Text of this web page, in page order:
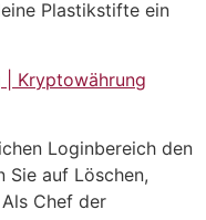
Plastikstifte ein
| Kryptowährung
Loginbereich den
Sie auf Löschen,
Chef der